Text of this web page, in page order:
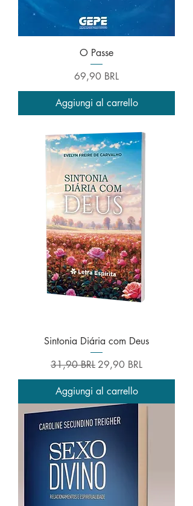
O Passe
Prezzo
69,90 BRL
Aggiungi al carrello
Sintonia Diária com Deus
Prezzo regolare
31,90 BRL Prezzo scontato
29,90 BRL
Aggiungi al carrello